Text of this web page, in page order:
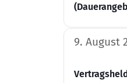
9. August